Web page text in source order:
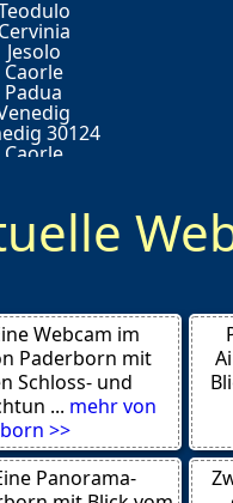
Cervinia
Jesolo
Caorle
Padua
30124
Caorle
Meran 39020
I-39030
Elba
Genua
I-39030
39030
39040
39015
Elat
Webcam im
Paderborn mit
Schloss- und
... mehr von
>>
Panorama-